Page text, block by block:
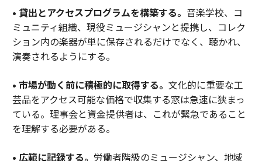
• 貸出とアクセスプログラムを構築する。 音楽学校、コ
ミュニティ組織、現役ミュージシャンと提携し、コレク
ション内の楽器が単に保存されるだけでなく、聴かれ、
演奏されるようにする。
• 市場が動く前に積極的に取得する。 文化的に重要な工
芸品をアクセス可能な価格で収集する窓は急速に狭まっ
ている。理事会と資金提供者は、これが緊急であること
を理解する必要がある。
• 広範に記録する。 労働者階級のミュージシャン、地域